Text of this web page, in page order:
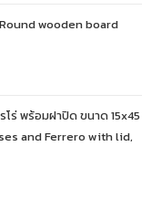
wooden board
ร่ พร้อมฝาปิด ขนาด 15x45
and Ferrero with lid,